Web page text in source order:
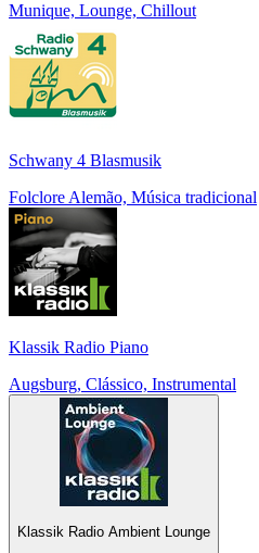
Munique, Lounge, Chillout
Schwany 4 Blasmusik
Folclore Alemão, Música tradicional
Klassik Radio Piano
Augsburg, Clássico, Instrumental
Klassik Radio Ambient Lounge